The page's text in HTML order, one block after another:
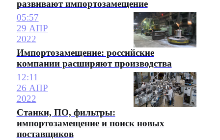
развивают импортозамещение
05:57
29 АПР
2022
Импортозамещение: российские
компании расширяют производства
12:11
26 АПР
2022
Станки, ПО, фильтры:
импортозамещение и поиск новых
поставщиков